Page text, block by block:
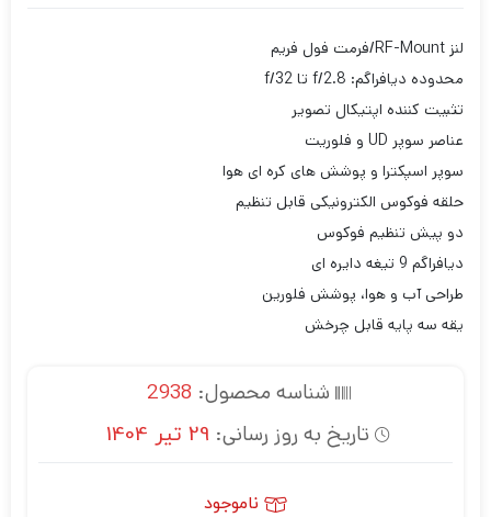
لنز RF-Mount/فرمت فول فریم
محدوده دیافراگم: f/2.8 تا f/32
تثبیت کننده اپتیکال تصویر
عناصر سوپر UD و فلوریت
سوپر اسپکترا و پوشش های کره ای هوا
حلقه فوکوس الکترونیکی قابل تنظیم
دو پیش تنظیم فوکوس
دیافراگم 9 تیغه دایره ای
طراحی آب و هوا، پوشش فلورین
یقه سه پایه قابل چرخش
شناسه محصول: 2938
تاریخ به روز رسانی: 29 تیر 1404
ناموجود